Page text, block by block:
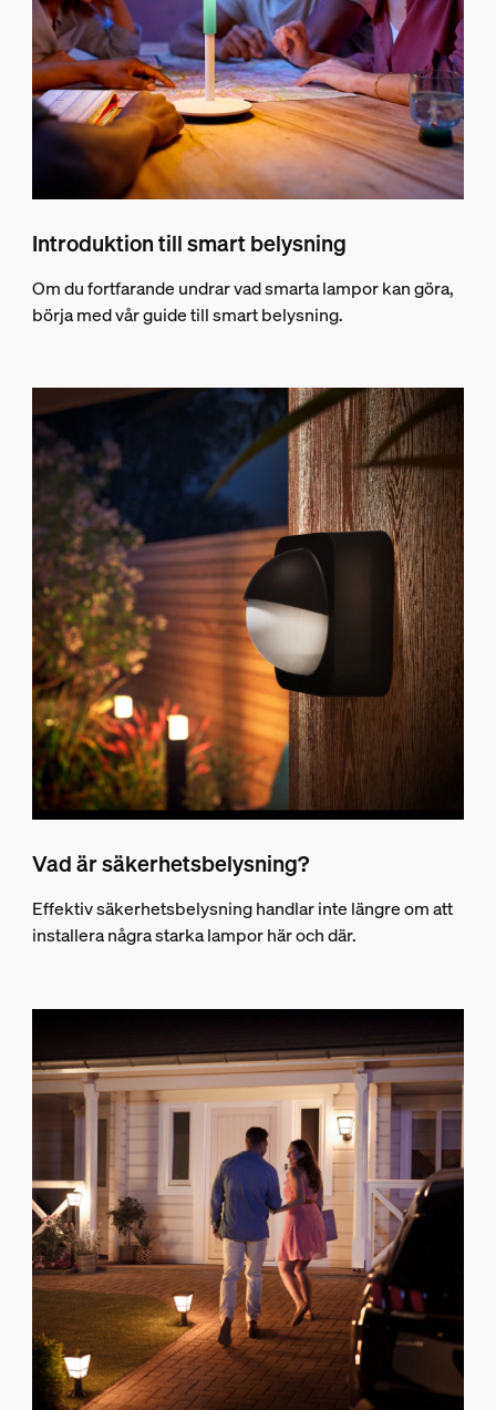
Introduktion till smart belysning
Om du fortfarande undrar vad smarta lampor kan göra,
börja med vår guide till smart belysning.
Vad är säkerhetsbelysning?
Effektiv säkerhetsbelysning handlar inte längre om att
installera några starka lampor här och där.